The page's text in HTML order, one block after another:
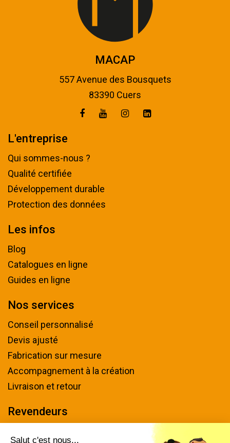
MACAP
557 Avenue des Bousquets
83390 Cuers
L'entreprise
Qui sommes-nous ?
Qualité certifiée
Développement durable
Protection des données
Les infos
Blog
Catalogues en ligne
Guides en ligne
Nos services
Conseil personnalisé
Devis ajusté
Fabrication sur mesure
Accompagnement à la création
Livraison et retour
Revendeurs
Salut c'est nous...